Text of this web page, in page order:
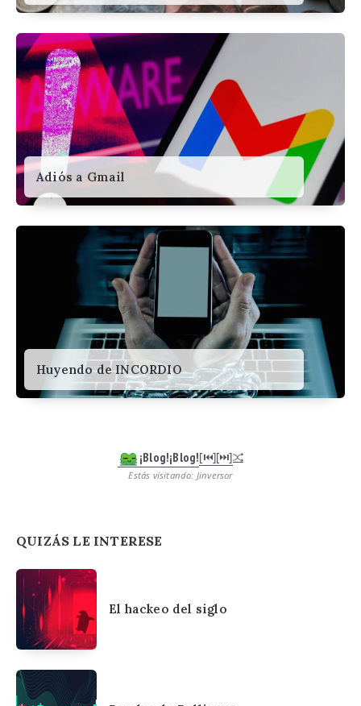
Adiós a Gmail
Huyendo de INCORDIO
¡Blog!¡Blog![⏮︎][⏭︎]
Estás visitando: Jinversor
QUIZÁS LE INTERESE
El hackeo del siglo